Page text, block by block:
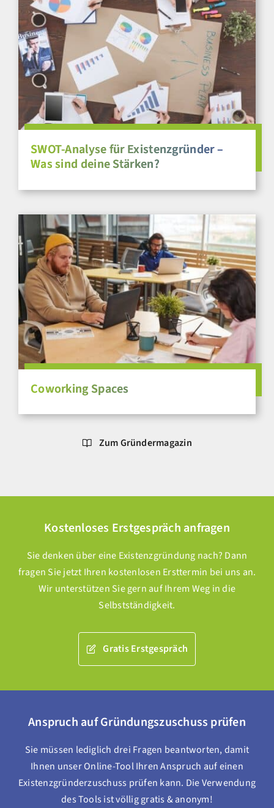
SWOT-Analyse für Existenzgründer –
Was sind deine Stärken?
Coworking Spaces
Zum Gründermagazin
Kostenloses Erstgespräch anfragen
Sie denken über eine Existenzgründung nach? Dann
fragen Sie jetzt Ihren kostenlosen Ersttermin bei uns an.
Wir unterstützen Sie gern auf Ihrem Weg in die
Selbstständigkeit.
Gratis Erstgespräch
Anspruch auf Gründungszuschuss prüfen
Sie müssen lediglich drei Fragen beantworten, damit
Ihnen unser Online-Tool Ihren Anspruch auf einen
Existenzgründerzuschuss prüfen kann. Die Verwendung
des Tools ist völlig gratis & anonym!